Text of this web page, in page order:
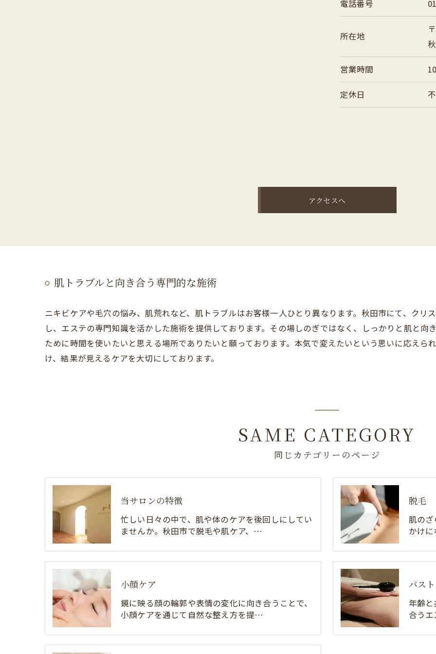
電話番号
所在地
営業時間
定休日
アクセスへ
肌トラブルと向き合う専門的な施術
ニキビケアや毛穴の悩み、肌荒れなど、肌トラブルはお客様一人ひとり異なります。秋田市にて、クリ
し、エステの専門知識を活かした施術を提供しております。その場しのぎではなく、しっかりと肌と向
ために時間を使いたいと思える場所でありたいと願っております。本気で変えたいという思いに応えら
け、結果が見えるケアを大切にしております。
同じカテゴリーのページ
SAME CATEGORY
当サロンの特徴
忙しい日々の中で、肌や体のケアを後回しにしてい
ませんか。秋田市で脱毛や肌ケア、…
脱毛
肌の
かけ
小顔ケア
鏡に映る顔の輪郭や表情の変化に向き合うことで、
小顔ケアを通じて自然な整え方を提…
バス
年齢
合う